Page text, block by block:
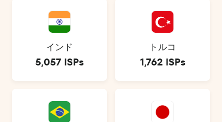
インド
5,057 ISPs
トルコ
1,762 ISPs